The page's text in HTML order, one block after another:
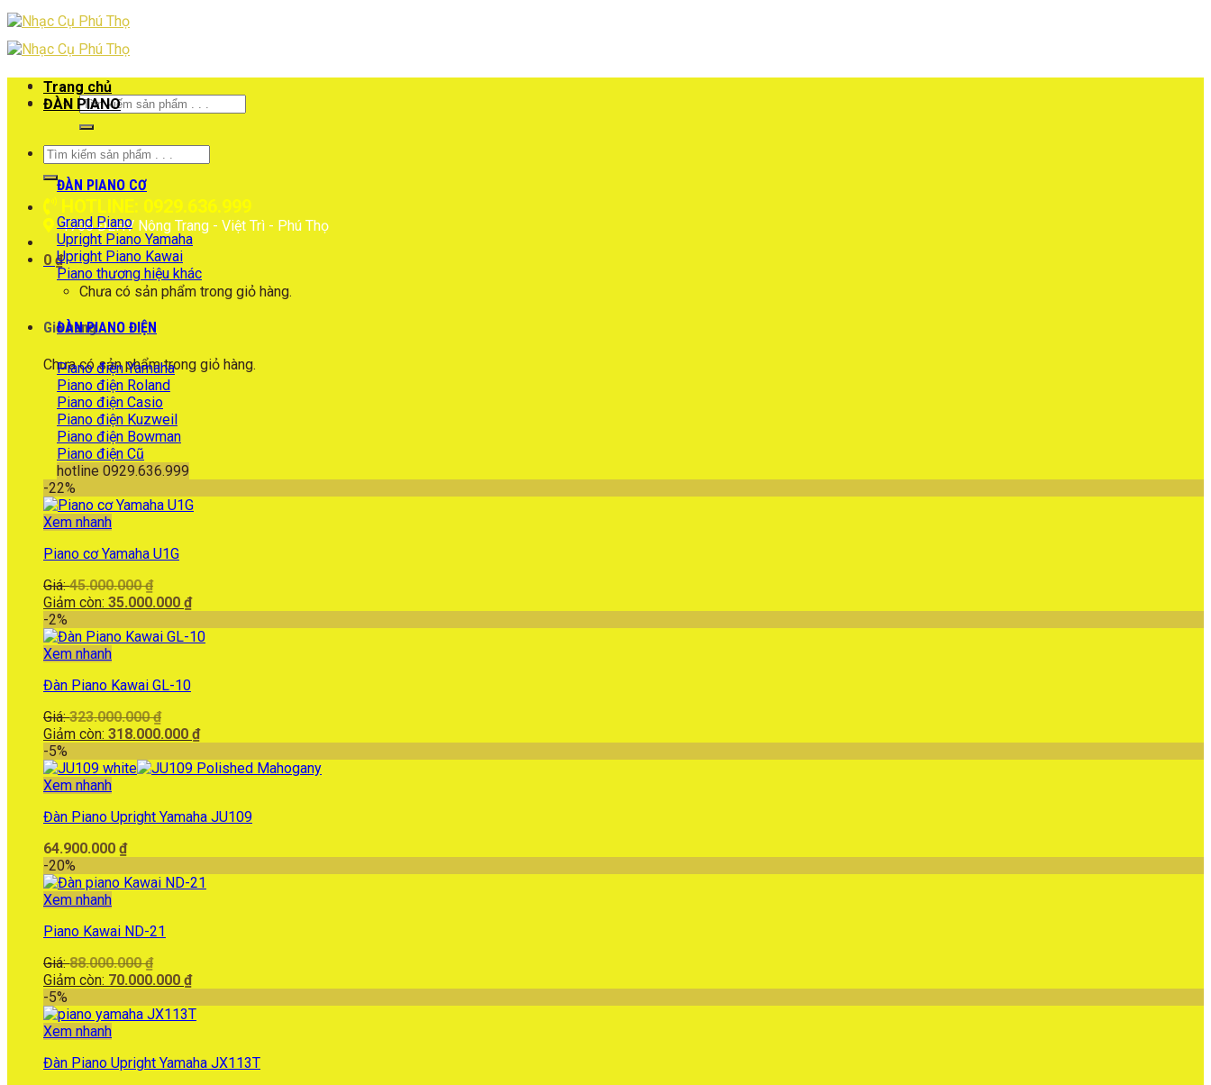
Skip
to
content
Tìm
kiếm:
Tìm
kiếm:
HOTLINE: 0929.636.999
1766 ĐLHV Nông Trang - Việt Trì - Phú Thọ
0 ₫
Chưa có sản phẩm trong giỏ hàng.
Giỏ hàng
Chưa có sản phẩm trong giỏ hàng.
Trang chủ
ĐÀN PIANO
ĐÀN PIANO CƠ
Grand Piano
Upright Piano Yamaha
Upright Piano Kawai
Piano thương hiệu khác
ĐÀN PIANO ĐIỆN
Piano điện Yamaha
Piano điện Roland
Piano điện Casio
Piano điện Kuzweil
Piano điện Bowman
Piano điện Cũ
hotline 0929.636.999
-22%
Xem nhanh
Piano cơ Yamaha U1G
Giá:45.000.000₫
gốc
45.000.000 ₫.
Giảm còn: 35.000.000 ₫Giá
tại
-2%
Xem nhanh
Đàn Piano Kawai GL-10
Giá:323.000.000₫
gốc
323.000.000 ₫.
Giảm còn: 318.000.000 ₫Giá
tại
-5%
Xem nhanh
Đàn Piano Upright Yamaha JU109
64.900.000 ₫
-20%
Xem nhanh
Piano Kawai ND-21
Giá:88.000.000₫
gốc
88.000.000 ₫.
Giảm còn: 70.000.000 ₫Giá
tại
-5%
Xem nhanh
Đàn Piano Upright Yamaha JX113T